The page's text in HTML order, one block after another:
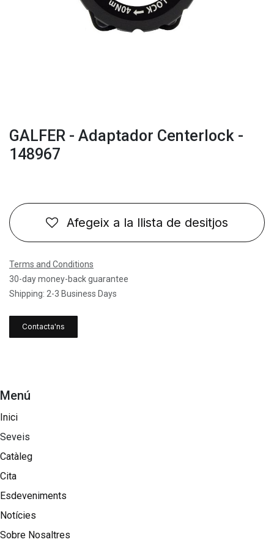
GALFER - Adaptador Centerlock -
148967
Afegeix a la llista de desitjos
Terms and Conditions
30-day money-back guarantee
Shipping: 2-3 Business Days
Contacta'ns
Menú
Inici
Seveis
Catàleg
Cita
Esdeveniments
Notícies
Sobre Nosaltres​